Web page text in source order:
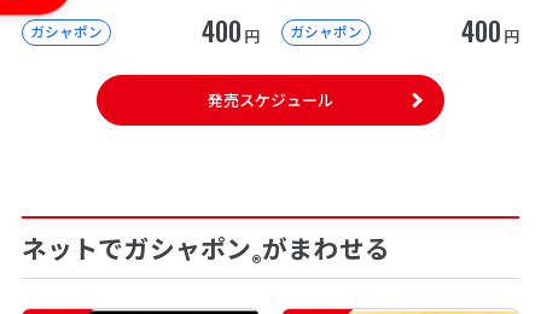
ガシャポン 400 円 ガシャポン 400 円
発売スケジュール
ネットでガシャポン®がまわせる